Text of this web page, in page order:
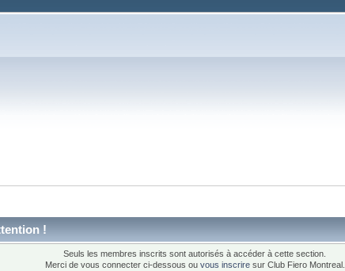
!
Seuls les membres inscrits sont autorisés à accéder à cette section.
Merci de vous connecter ci-dessous ou vous inscriresur Club Fiero Montreal.